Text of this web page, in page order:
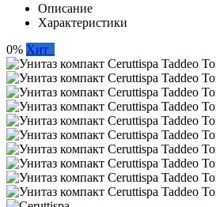
Описание
Характеристики
0% Хит